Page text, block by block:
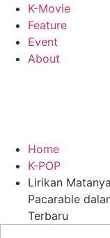
K-Movie
Feature
Event
About
Home
K-POP
Lirikan
Pacarable
Terbaru